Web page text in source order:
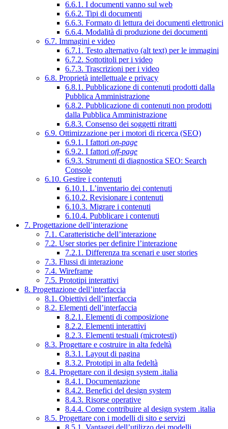
6.6.1. I documenti vanno sul web
6.6.2. Tipi di documenti
6.6.3. Formato di lettura dei documenti elettronici
6.6.4. Modalità di produzione dei documenti
6.7. Immagini e video
6.7.1. Testo alternativo (alt text) per le immagini
6.7.2. Sottotitoli per i video
6.7.3. Trascrizioni per i video
6.8. Proprietà intellettuale e privacy
6.8.1. Pubblicazione di contenuti prodotti dalla
Pubblica Amministrazione
6.8.2. Pubblicazione di contenuti non prodotti
dalla Pubblica Amministrazione
6.8.3. Consenso dei soggetti ritratti
6.9. Ottimizzazione per i motori di ricerca (SEO)
6.9.1. I fattori on-page
6.9.2. I fattori off-page
6.9.3. Strumenti di diagnostica SEO: Search
Console
6.10. Gestire i contenuti
6.10.1. L’inventario dei contenuti
6.10.2. Revisionare i contenuti
6.10.3. Migrare i contenuti
6.10.4. Pubblicare i contenuti
7. Progettazione dell’interazione
7.1. Caratteristiche dell’interazione
7.2. User stories per definire l’interazione
7.2.1. Differenza tra scenari e user stories
7.3. Flussi di interazione
7.4. Wireframe
7.5. Prototipi interattivi
8. Progettazione dell’interfaccia
8.1. Obiettivi dell’interfaccia
8.2. Elementi dell’interfaccia
8.2.1. Elementi di composizione
8.2.2. Elementi interattivi
8.2.3. Elementi testuali (microtesti)
8.3. Progettare e costruire in alta fedeltà
8.3.1. Layout di pagina
8.3.2. Prototipi in alta fedeltà
8.4. Progettare con il design system .italia
8.4.1. Documentazione
8.4.2. Benefici del design system
8.4.3. Risorse operative
8.4.4. Come contribuire al design system .italia
8.5. Progettare con i modelli di sito e servizi
8.5.1. Vantaggi dell’utilizzo dei modelli